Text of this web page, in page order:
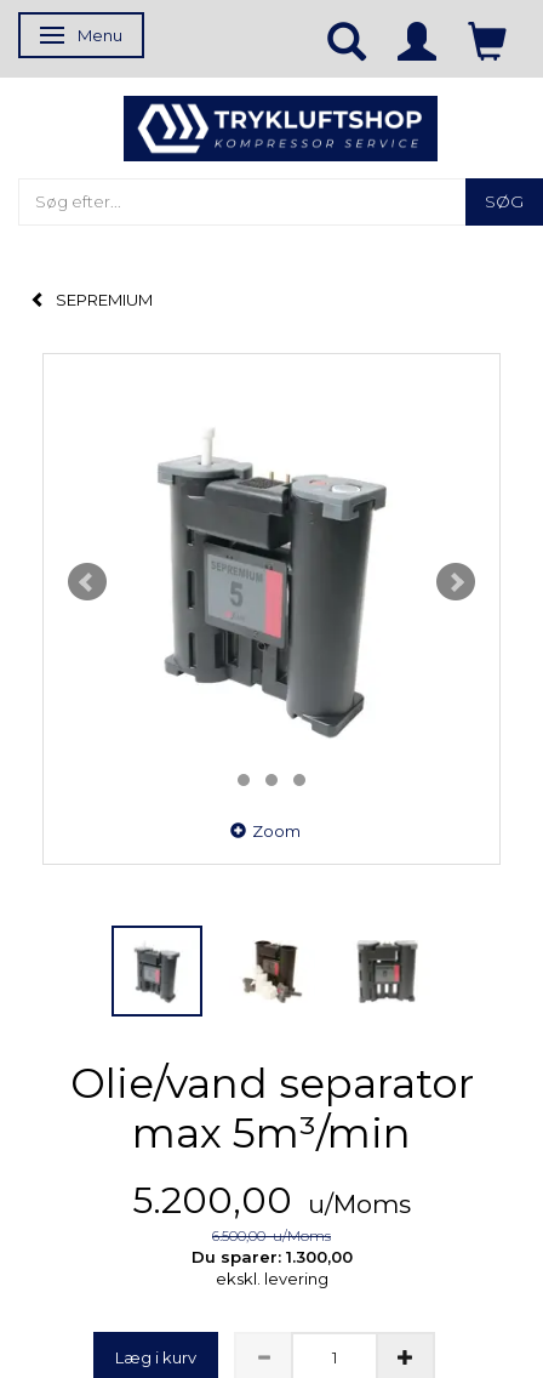
Skifte navigation
Menu
SØG
SEPREMIUM
Zoom
Olie/vand separator
max 5m³/min
5.200,00 u/Moms
6.500,00u/Moms
Du sparer: 1.300,00
ekskl. levering
Læg i kurv